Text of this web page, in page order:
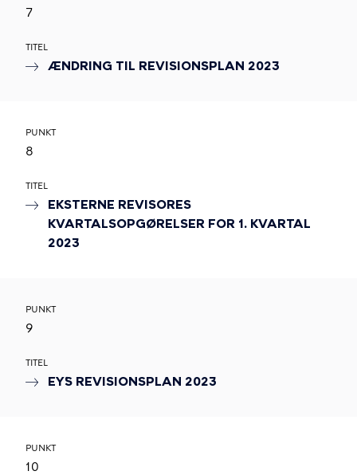
7
TITEL
ÆNDRING TIL REVISIONSPLAN 2023
PUNKT
8
TITEL
EKSTERNE REVISORES
KVARTALSOPGØRELSER FOR 1. KVARTAL
2023
PUNKT
9
TITEL
EY´S REVISIONSPLAN 2023
PUNKT
10